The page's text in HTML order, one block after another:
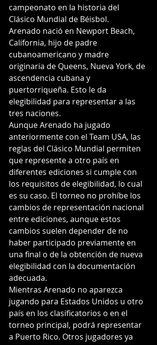
campeonato en la historia del
Clásico Mundial de Béisbol.
Arenado nació en Newport Beach,
California, hijo de padre
cubanoamericano y madre
originaria de Queens, Nueva York, de
ascendencia cubana y
puertorriqueña. Esto le da
elegibilidad para representar a las
tres naciones.
Aunque Arenado ha jugado
anteriormente con el Team USA, las
reglas del Clásico Mundial permiten
que represente a otro país en
diferentes ediciones si cumple con
los requisitos de elegibilidad, lo cual
es su caso. El torneo no prohíbe los
cambios de representación nacional
entre ediciones, aunque estos
cambios suelen depender de no
haber participado previamente en
una final o de la obtención de nueva
elegibilidad con la documentación
adecuada.
Mientras Arenado no aparezca
jugando para Estados Unidos u otro
país en los clasificatorios o en el
torneo principal, podrá representar
a Puerto Rico. Otros jugadores ya